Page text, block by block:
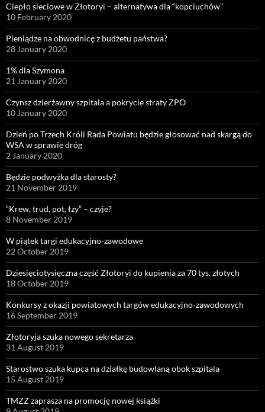
Ciepło sieciowe w Złotoryi – alternatywa dla “kopciuchów”
10 February 2020
Pieniądze na obwodnicę z budżetu państwa?
28 January 2020
1% dla Szymona
21 January 2020
Czynsz dzierżawny szpitala a pokrycie straty ZPO
10 January 2020
Dzień po Trzech Króli Rada Powiatu będzie głosować nad skargą do
WSA w sprawie dróg
2 January 2020
Będzie podwyżka dla starosty?
21 November 2019
“Krew, trud, pot, łzy” – czyje?
8 November 2019
W piątek targi edukacyjno-zawodowe
22 October 2019
Dziesięciotysięczna część Złotoryi do kupienia za 70 tys. złotych
18 October 2019
Konkursy z okazji powiatowych targów edukacyjno-zawodowych
16 September 2019
Złotoryja szuka nowego sekretarza
31 August 2019
Starostwo szuka kupca na działkę budowlaną obok szpitala
15 August 2019
TMZZ zaprasza na promocję nowej książki